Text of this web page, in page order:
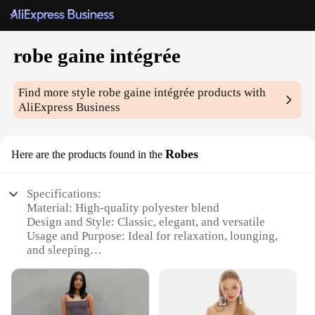
robe gaine intégrée
Find more stylerobe gaine intégrée products with
AliExpress Business
Here are the products found in the Robes
Specifications:
Material: High-quality polyester blend
Design and Style: Classic, elegant, and versatile
Usage and Purpose: Ideal for relaxation, lounging,
and sleeping
spas, and hotels
Shape or Size or Weight or Quantity: Available in
various sizes to cater to different body types